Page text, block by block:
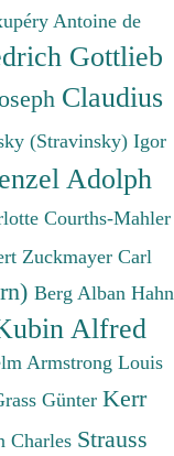
Antoine de
Gottlieb
Claudius
(Stravinsky) Igor
Adolph
Courths-Mahler
Zuckmayer Carl
Berg Alban Hahn
Alfred
Armstrong Louis
Günter Kerr
Charles Strauss